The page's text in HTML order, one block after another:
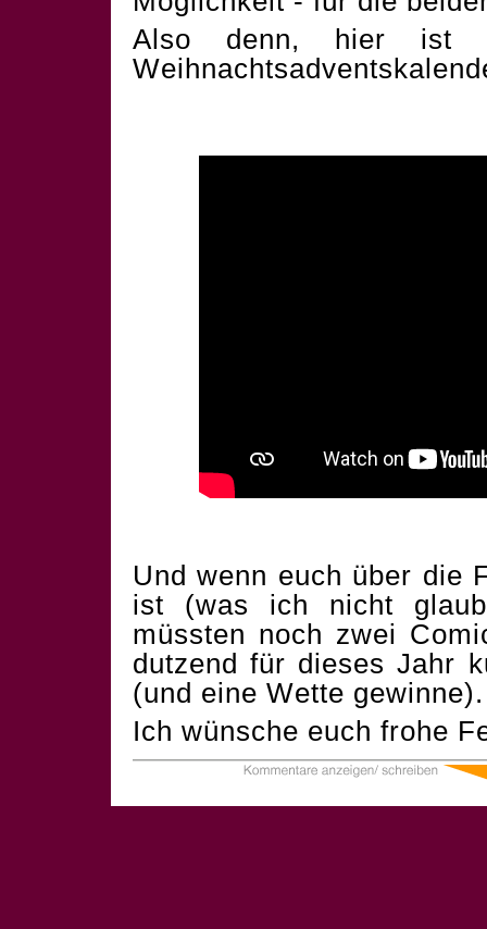
Also denn, hier ist
Und wenn euch über die
ist (was ich nicht
müssten noch zwei
dutzend für dieses Jahr
(und eine Wette
Ich wünsche euch frohe